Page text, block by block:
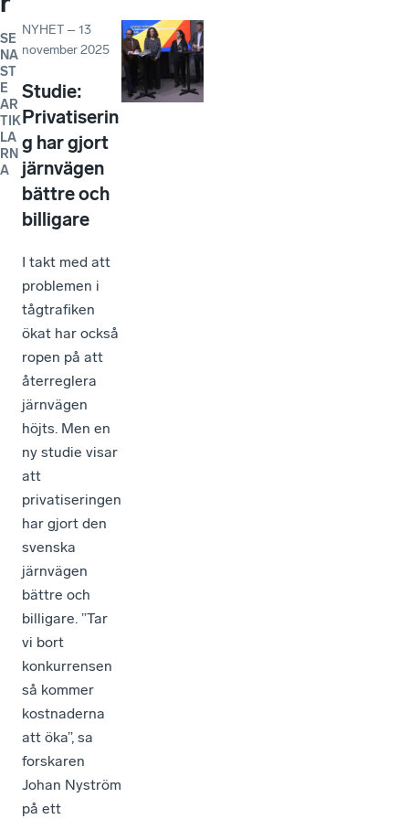
SE
NA
ST
E
AR
TIK
LA
RN
A
NYHET –13
november 2025
Studie:
Privatiserin
g har gjort
järnvägen
bättre och
billigare
I takt med att
problemen i
tågtrafiken
ökat har också
ropen på att
återreglera
järnvägen
höjts. Men en
ny studie visar
att
privatiseringen
har gjort den
svenska
järnvägen
bättre och
billigare. ”Tar
vi bort
konkurrensen
så kommer
kostnaderna
att öka”, sa
forskaren
Johan Nyström
på ett